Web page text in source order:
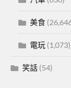
美食
電玩 (1,073)
笑話 (54)